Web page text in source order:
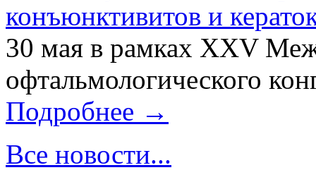
конъюнктивитов и
30 мая в рамках XXV
офтальмологического
Подробнее →
Все новости...